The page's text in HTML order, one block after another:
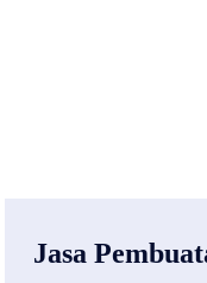
Jasa